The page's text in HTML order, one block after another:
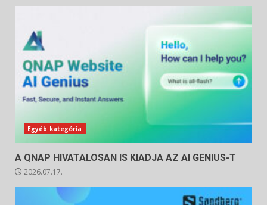
Egyéb kategória
A QNAP HIVATALOSAN IS KIADJA AZ AI GENIUS-T
2026.07.17.